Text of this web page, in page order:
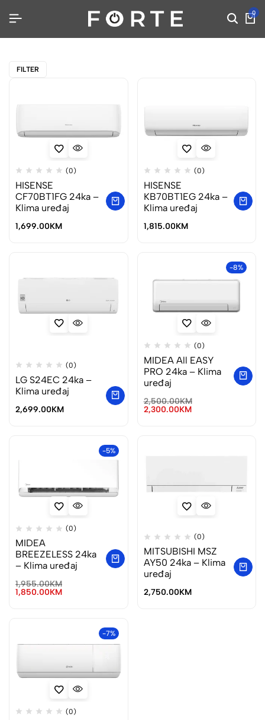
0
FILTER
(0)
HISENSE
CF70BT1FG 24ka –
Klima uređaj
1,699.00KM
(0)
HISENSE
KB70BT1EG 24ka –
Klima uređaj
1,815.00KM
(0)
LG S24EC 24ka –
Klima uređaj
2,699.00KM
-8%
(0)
MIDEA All EASY
PRO 24ka – Klima
uređaj
2,500.00KM
2,300.00KM
-5%
(0)
MIDEA
BREEZELESS 24ka
– Klima uređaj
1,955.00KM
1,850.00KM
(0)
MITSUBISHI MSZ
AY50 24ka – Klima
uređaj
2,750.00KM
-7%
(0)